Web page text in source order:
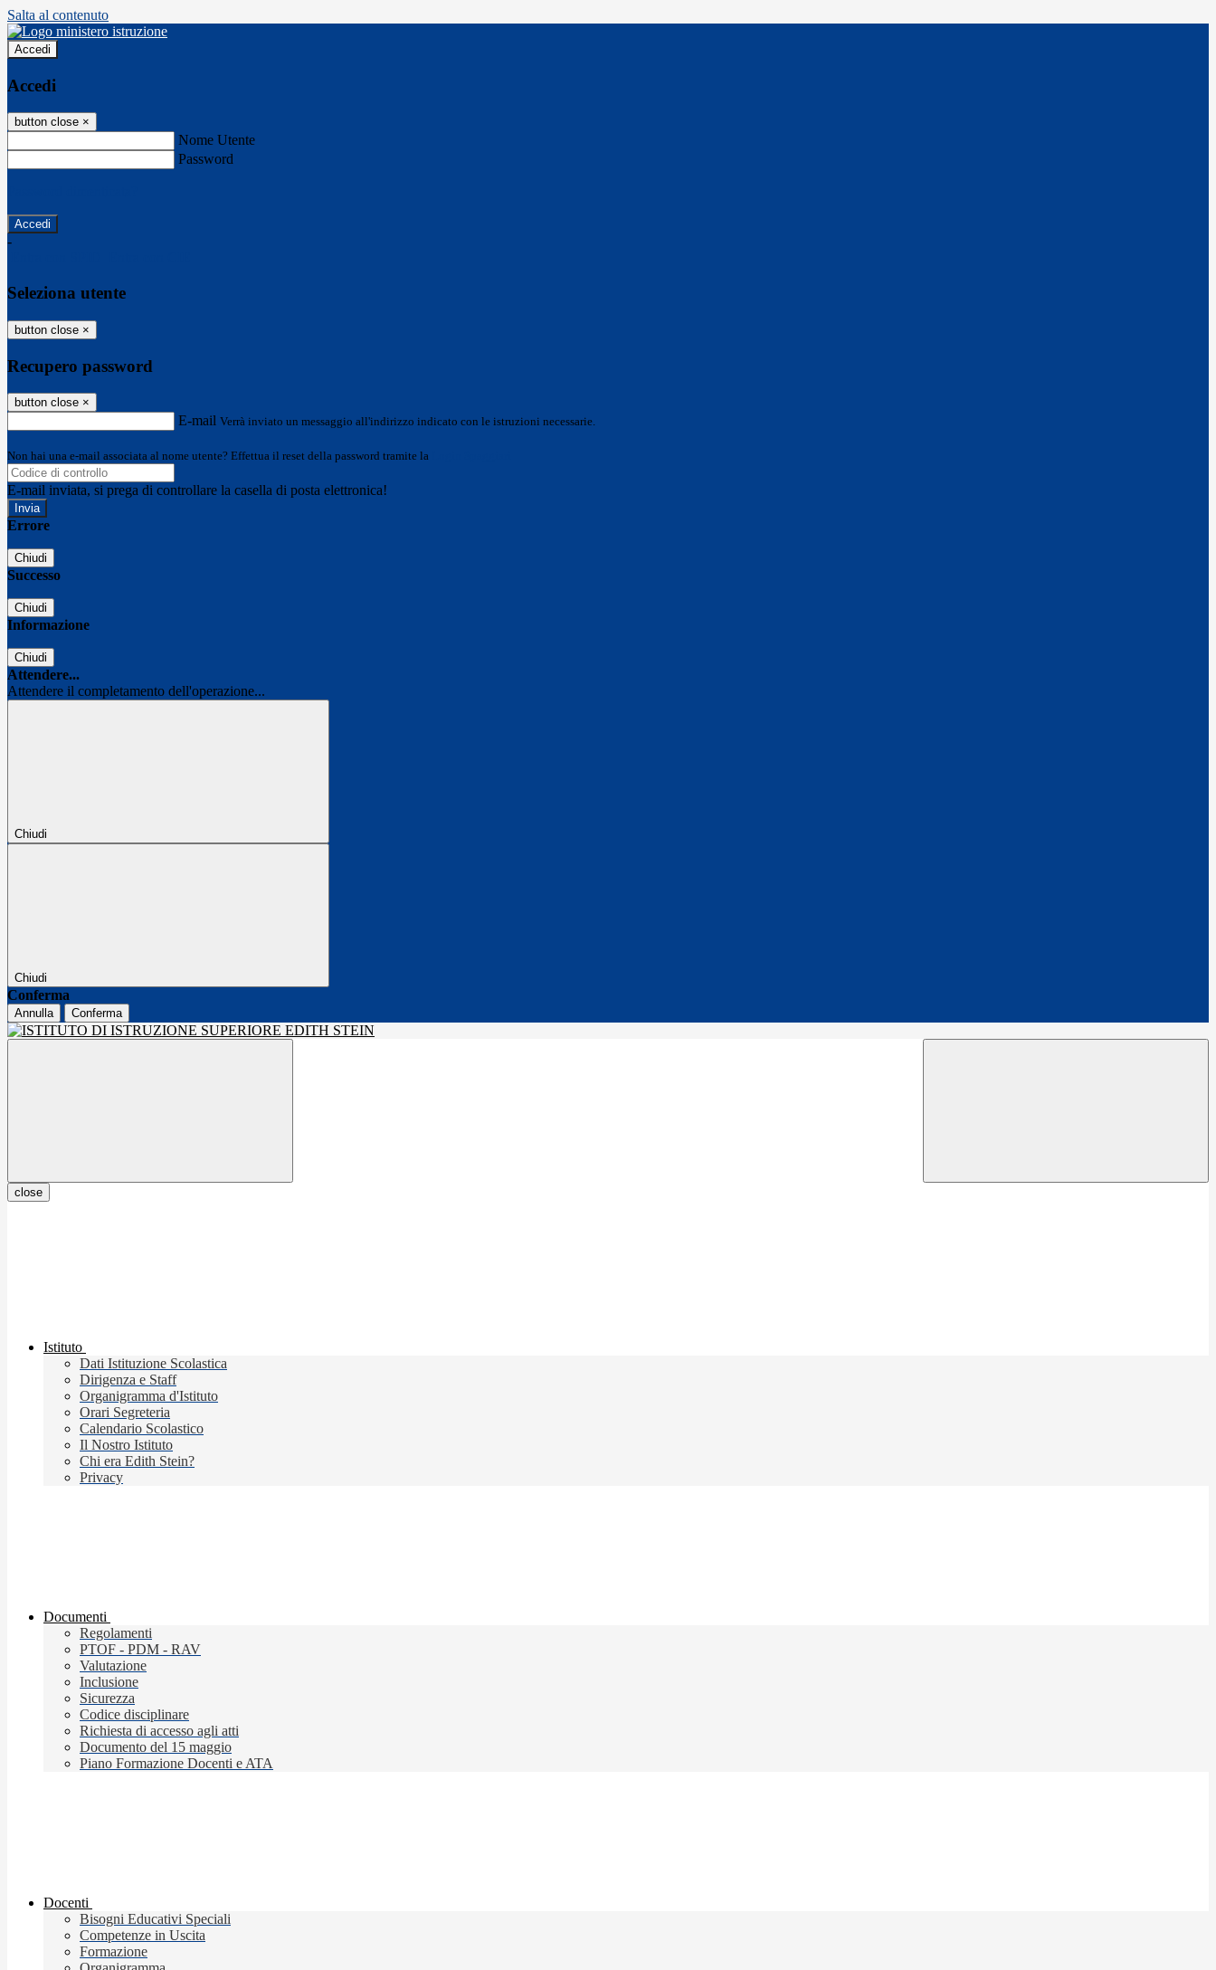
Salta al contenuto
Accedi
Accedi
button close ×
Nome Utente
Password
-
Seleziona utente
button close ×
Recupero password
button close ×
E-mail Verrà inviato un messaggio all'indirizzo indicato con le istruzioni necessarie.
Non hai una e-mail associata al nome utente? Effettua il reset della password tramite la
E-mail inviata, si prega di controllare la casella di posta elettronica!
Errore
Chiudi
Successo
Chiudi
Informazione
Chiudi
Attendere...
Attendere il completamento dell'operazione...
Chiudi
Chiudi
Conferma
Annulla Conferma
close
Istituto
Dati Istituzione Scolastica
Dirigenza e Staff
Organigramma d'Istituto
Orari Segreteria
Calendario Scolastico
Il Nostro Istituto
Chi era Edith Stein?
Privacy
Documenti
Regolamenti
PTOF - PDM - RAV
Valutazione
Inclusione
Sicurezza
Codice disciplinare
Richiesta di accesso agli atti
Documento del 15 maggio
Piano Formazione Docenti e ATA
Docenti
Bisogni Educativi Speciali
Competenze in Uscita
Formazione